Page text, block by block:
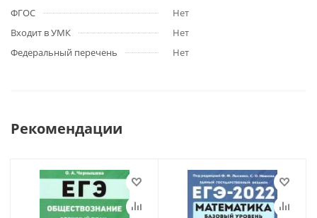
ФГОС
Нет
Входит в УМК
Нет
Федеральный перечень
Нет
Рекомендации